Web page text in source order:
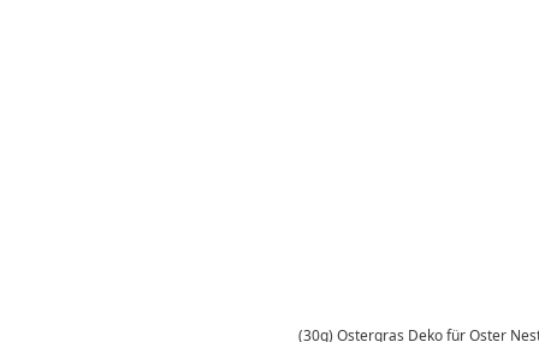
(30g) Ostergras Deko für Oster